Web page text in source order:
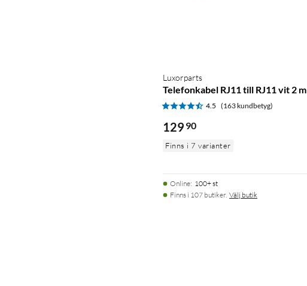
Luxorparts
Telefonkabel RJ11 till RJ11 vit 2 m
4.5 (163 kundbetyg)
129 90
Finns i 7 varianter
Online: 100+ st
Finns i 107 butiker. Välj butik